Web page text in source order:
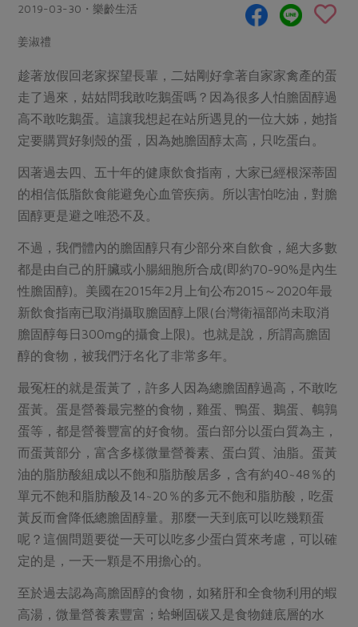
調理食材・點心
調味醬料/南北貨 烘焙
家庭清潔 織品
日用品 圖書禮品
防災用品
最新產品
優惠專區
素食專區
樂齡友善
醬料
湯品．鍋物
漬物
涼拌沙拉
飲品
主題食譜
異國料理
年菜食譜
養身食補
高麗菜海鮮煎餅
合作25-經典快閃最後一週
合作25-精選產品第四彈
合作25-精選產品第三彈
更多當季產品
主婦聯盟X樂齡網特約優惠案
30%rPET紅烏龍茶
2024農業發展計畫年度報告
更多議題活動
關注議題
減硝酸鹽 惜食
非基改運動 支持本土農糧
廢核運動 能源議題
公益金 食農教育
更多議題
生活者e週報
綠主張月刊
典藏閱覽室
產品檢驗
自主把關
檢驗報告
硝酸鹽檢驗
社員權益
合作社法規
社務專區
選舉專區
最新消息
媒體報導
下載專區
地區活動
社務會議 地區活動
活動報下載
2019-03-30・樂齡生活
姜淑禮
趁著放假回老家探望長輩，二姑剛好拿著自家家禽產的蛋
走了過來，姑姑問我敢吃鵝蛋嗎？因為很多人怕膽固醇過
高不敢吃鵝蛋。這讓我想起在站所遇見的一位大姊，她指
定要購買好剝殼的蛋，因為她膽固醇太高，只吃蛋白。
因著過去四、五十年的健康飲食指南，大家已經根深蒂固
的相信低脂飲食能避免心血管疾病。所以害怕吃油，對膽
固醇更是避之唯恐不及。
不過，我們體內的膽固醇只有少部分來自飲食，絕大多數
都是由自己的肝臟或小腸細胞所合成(即約70-90%是內生
性膽固醇)。美國在2015年2月上旬公布2015～2020年最
新飲食指南已取消攝取膽固醇上限(台灣衛福部尚未取消
膽固醇每日300mg的攝食上限)。也就是說，所謂高膽固
醇的食物，被我們汙名化了非常多年。
最冤枉的就是蛋黃了，許多人因為總膽固醇過高，不敢吃
蛋黃。蛋是營養最完整的食物，雞蛋、鴨蛋、鵝蛋、鵪鶉
蛋等，都是營養豐富的好食物。蛋白部分以蛋白質為主，
而蛋黃部分，富含多樣微量營養素、蛋白質、油脂。蛋黃
油的脂肪酸組成以不飽和脂肪酸居多，含有約40~48％的
單元不飽和脂肪酸及14~20％的多元不飽和脂肪酸，吃蛋
黃反而會降低總膽固醇量。那麼一天到底可以吃幾顆蛋
呢？這個問題要從一天可以吃多少蛋白質來考慮，可以確
定的是，一天一顆是不用擔心的。
至於過去認為高膽固醇的食物，如豬肝和全食物利用的蝦
高湯，微量營養素豐富；蛤蜊固碳又是食物鏈底層的水